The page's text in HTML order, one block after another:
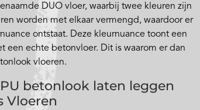
DUO vloer, waarbij twee kleuren zijn
worden met elkaar vermengd, waardoor er
ontstaat. Deze kleurnuance toont een
een echte betonvloer. Dit is waarom er dan
vloeren.
betonlook laten leggen
Vloeren